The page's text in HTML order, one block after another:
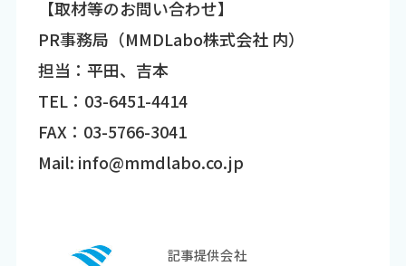
【取材等のお問い合わせ】
PR事務局（MMDLabo株式会社 内）
担当：平田、吉本
TEL：03-6451-4414
FAX：03-5766-3041
Mail: info@mmdlabo.co.jp
記事提供会社